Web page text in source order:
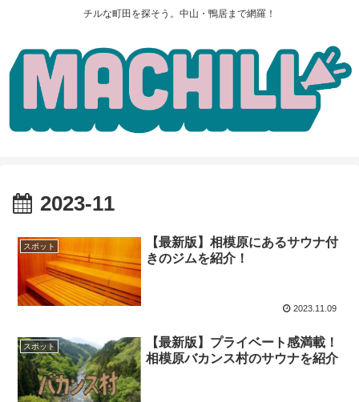
チルな町田を探そう。中山・鴨居まで網羅！
2023-11
スポット
【最新版】相模原にあるサウナ付
きのジムを紹介！
2023.11.09
スポット
【最新版】プライベート感満載！
相模原バカンス村のサウナを紹介